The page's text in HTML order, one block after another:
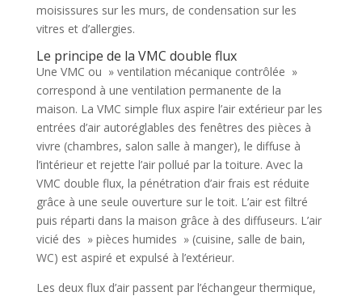
moisissures sur les murs, de condensation sur les
vitres et d’allergies.
Le principe de la VMC double flux
Une VMC ou » ventilation mécanique contrôlée »
correspond à une ventilation permanente de la
maison. La VMC simple flux aspire l’air extérieur par les
entrées d’air autoréglables des fenêtres des pièces à
vivre (chambres, salon salle à manger), le diffuse à
l’intérieur et rejette l’air pollué par la toiture. Avec la
VMC double flux, la pénétration d’air frais est réduite
grâce à une seule ouverture sur le toit. L’air est filtré
puis réparti dans la maison grâce à des diffuseurs. L’air
vicié des » pièces humides » (cuisine, salle de bain,
WC) est aspiré et expulsé à l’extérieur.
Les deux flux d’air passent par l’échangeur thermique,